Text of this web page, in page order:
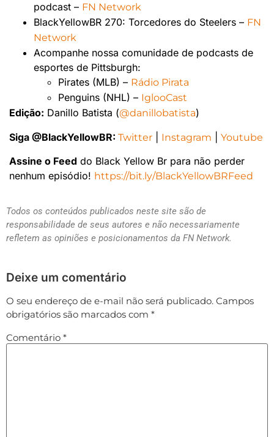
podcast – FN Network
BlackYellowBR 270: Torcedores do Steelers – FN
Network
Acompanhe nossa comunidade de podcasts de
esportes de Pittsburgh:
Pirates (MLB) – Rádio Pirata
Penguins (NHL) – IglooCast
Edição: Danillo Batista (@danillobatista)
Siga @BlackYellowBR: Twitter Instagram Youtube
Assine o Feed do Black Yellow Br para não perder
nenhum episódio! https://bit.ly/BlackYellowBRFeed
Todos os conteúdos publicados neste site são de
responsabilidade de seus autores e não necessariamente
refletem as opiniões e posicionamentos da FN Network.
Deixe um comentário
O seu endereço de e-mail não será publicado. Campos
obrigatórios são marcados com *
Comentário *